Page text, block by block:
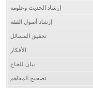
إرشاد الحديث وعلومه
إرشاد أصول الفقه
تحقيق المسائل
الأفكار
بيان للحاج
تصحيح المفاهم